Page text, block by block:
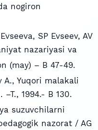
nogiron
SP Evseev, AV
nazariyasi va
(may) – B 47-49.
A., Yuqori malakali
1994.- B 130.
suzuvchilarni
nazorat / AG